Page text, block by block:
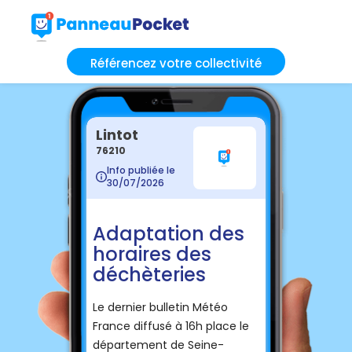
Référencez votre collectivité
Lintot
76210
Info publiée le
30/07/2026
Adaptation des
horaires des
déchèteries
Le dernier bulletin Météo
France diffusé à 16h place le
département de Seine-